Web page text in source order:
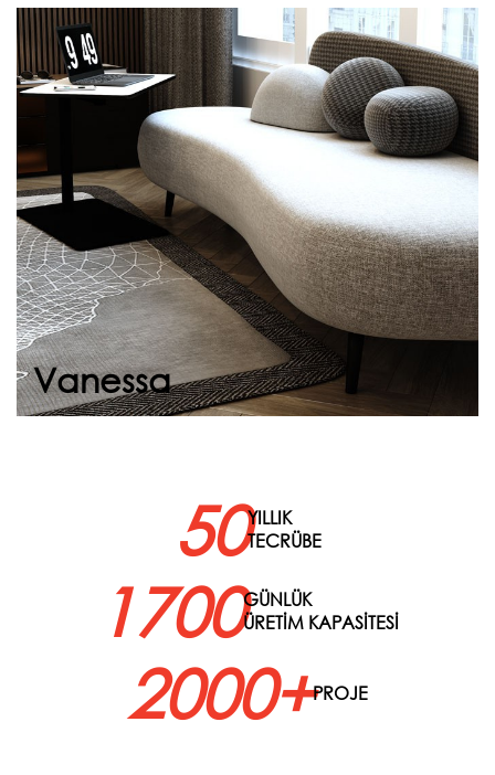
Vanessa
Vanessa
Sade tasarımı ve görünümü sizi oturmaya
davet ediyor. Yumuşak hatlarıyla ve zengin
kombinasyonlarla buluşma noktaları
50YILLIK
TECRÜBE
1700GÜNLÜK
ÜRETİM KAPASİTESİ
2000+PROJE